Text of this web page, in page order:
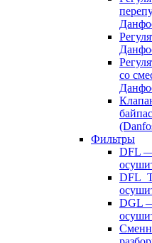
со
Фильтры
DFL —
DGL